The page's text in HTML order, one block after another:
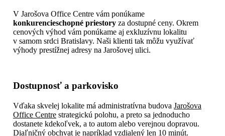
V Jarošova Office Centre vám ponúkame
konkurencieschopné priestory za dostupné ceny. Okrem
cenových výhod vám ponúkame aj exkluzívnu lokalitu
v samom srdci Bratislavy. Naši klienti tak môžu využívať
výhody prestížnej adresy na Jarošovej ulici.
Dostupnosť a parkovisko
Vďaka skvelej lokalite má administratívna budova Jarošova
Office Centre strategickú polohu, a preto sa jednoducho
dostanete kdekoľvek, a to autom alebo verejnou dopravou.
Diaľničný obchvat je napríklad vzdialený len 10 minút.